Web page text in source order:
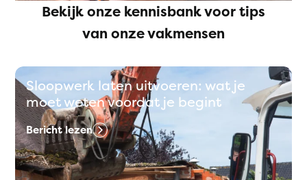
Bekijk onze kennisbank voor tips
van onze vakmensen
Sloopwerk laten uitvoeren: wat je
moet weten voordat je begint
Bericht lezen